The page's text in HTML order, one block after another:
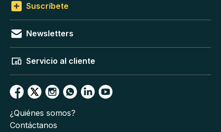
Suscríbete
Newsletters
Servicio al cliente
¿Quiénes somos?
Contáctanos